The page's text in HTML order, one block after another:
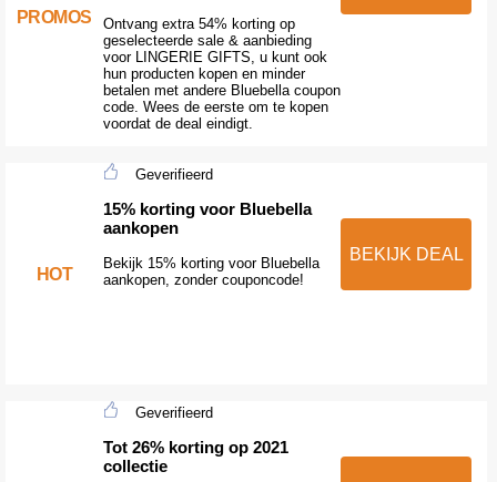
PROMOS
Ontvang extra 54% korting op
geselecteerde sale & aanbieding
voor LINGERIE GIFTS, u kunt ook
hun producten kopen en minder
betalen met andere Bluebella coupon
code. Wees de eerste om te kopen
voordat de deal eindigt.
HOT
Geverifieerd
15% korting voor Bluebella
aankopen
Bekijk 15% korting voor Bluebella
aankopen, zonder couponcode!
BEKIJK DEAL
Geverifieerd
Tot 26% korting op 2021
collectie